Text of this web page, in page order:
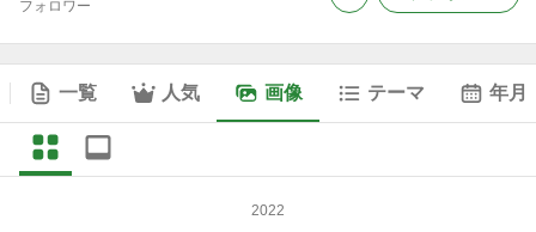
フォロワー
一覧 人気 画像 テーマ 年月
2022